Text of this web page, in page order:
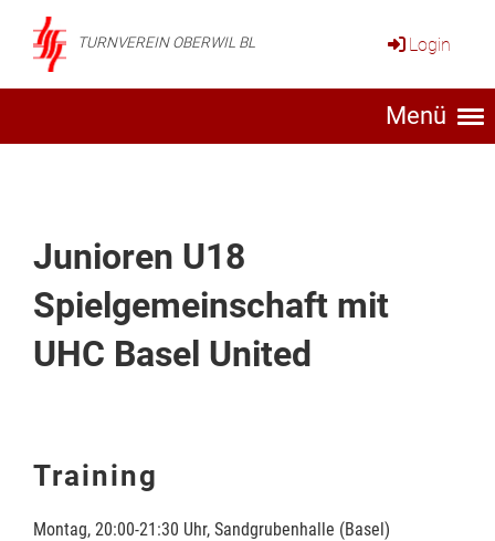
TURNVEREIN OBERWIL BL Login
Menü
Junioren U18
Spielgemeinschaft mit
UHC Basel United
Training
Montag, 20:00-21:30 Uhr, Sandgrubenhalle (Basel)